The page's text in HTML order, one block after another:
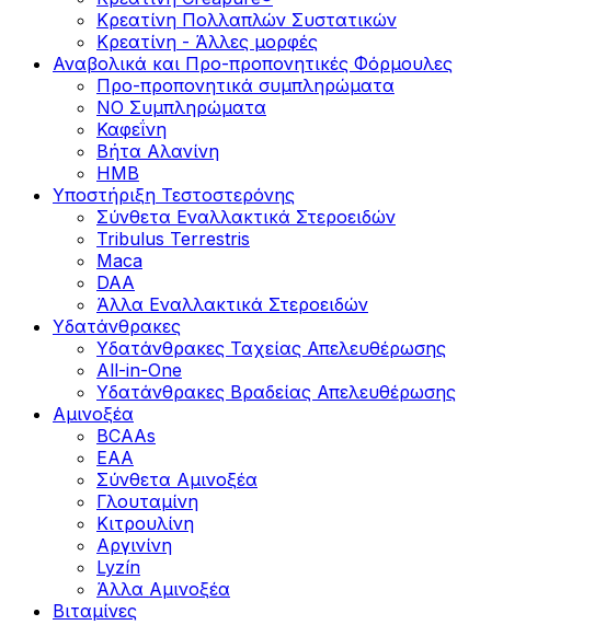
Κρεατίνη Πολλαπλών Συστατικών
Κρεατίνη - Άλλες μορφές
Αναβολικά και Προ-προπονητικές Φόρμουλες
Προ-προπονητικά συμπληρώματα
ΝΟ Συμπληρώματα
Καφεΐνη
Βήτα Αλανίνη
HMB
Υποστήριξη Τεστοστερόνης
Σύνθετα Εναλλακτικά Στεροειδών
Tribulus Terrestris
Maca
DAA
Άλλα Εναλλακτικά Στεροειδών
Υδατάνθρακες
Υδατάνθρακες Ταχείας Απελευθέρωσης
All-in-One
Υδατάνθρακες Βραδείας Απελευθέρωσης
Αμινοξέα
BCAAs
EAA
Σύνθετα Αμινοξέα
Γλουταμίνη
Κιτρουλίνη
Αργινίνη
Lyzín
Άλλα Αμινοξέα
Βιταμίνες